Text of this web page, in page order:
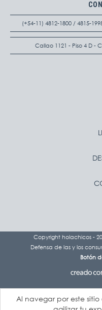
Al navegar por este sitio
(+54-11) 4812-1800 / 4815-
Callao 1121 - Piso 4 D -
Copyright holachicos -
Defensa de las y los
Botón